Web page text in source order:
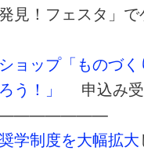
見！フェスタ」
ョップ「ものづ
う！」
申込み
学制度を大幅拡大